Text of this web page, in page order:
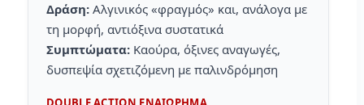
Δράση: Αλγινικός «φραγμός» και, ανάλογα με
τη μορφή, αντιόξινα συστατικά
Συμπτώματα: Καούρα, όξινες αναγωγές,
δυσπεψία σχετιζόμενη με παλινδρόμηση